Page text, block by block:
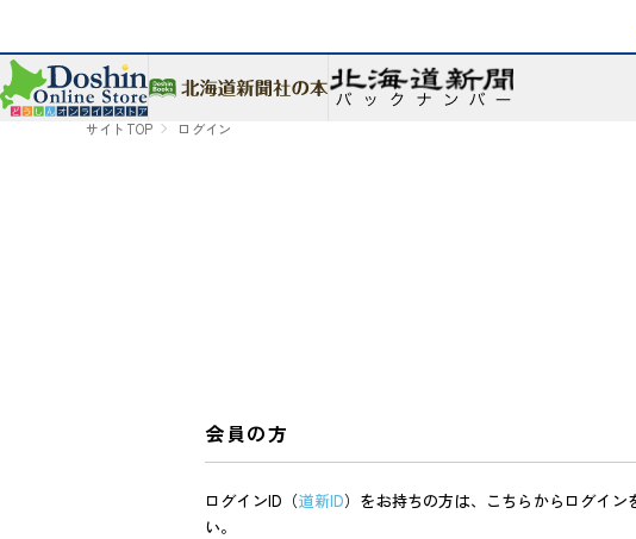
サイトTOP ログイン
会員の方
ログインID（道新ID）をお持ちの方は、こちらからログイン
い。